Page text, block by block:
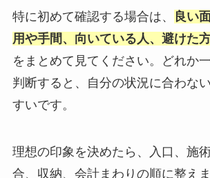
特に初めて確認する場合は、
良い
用や手間、向いている人、避けた
をまとめて見てください。どれか
判断すると、自分の状況に合わな
すいです。
理想の印象を決めたら、入口、施
合、収納、会計まわりの順に整え